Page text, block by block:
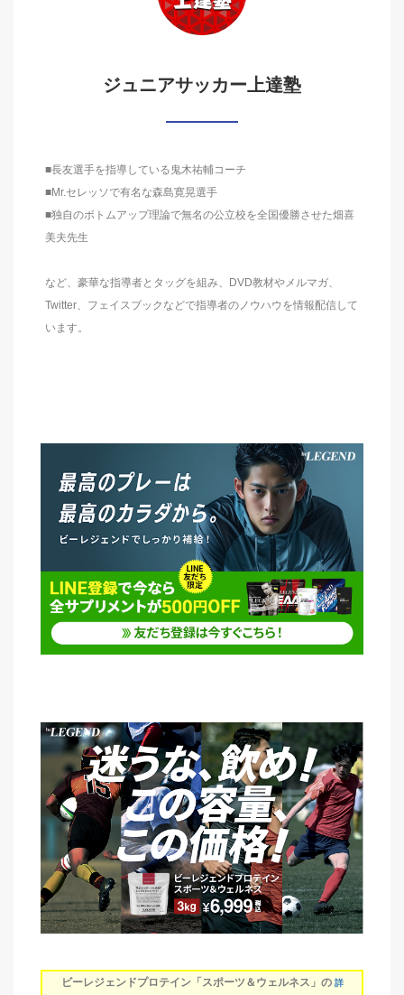
ジュニアサッカー上達塾
■長友選手を指導している鬼木祐輔コーチ
■Mr.セレッソで有名な森島寛晃選手
■独自のボトムアップ理論で無名の公立校を全国優勝させた畑喜
美夫先生
など、豪華な指導者とタッグを組み、DVD教材やメルマガ、
Twitter、フェイスブックなどで指導者のノウハウを情報配信して
います。
ビーレジェンドプロテイン「スポーツ＆ウェルネス」の 詳